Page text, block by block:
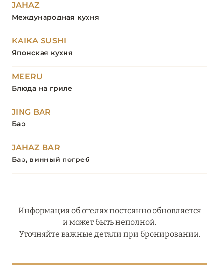
JAHAZ
Международная кухня
KAIKA SUSHI
Японская кухня
MEERU
Блюда на гриле
JING BAR
Бар
JAHAZ BAR
Бар, винный погреб
Информация об отелях постоянно обновляется
и может быть неполной.
Уточняйте важные детали при бронировании.